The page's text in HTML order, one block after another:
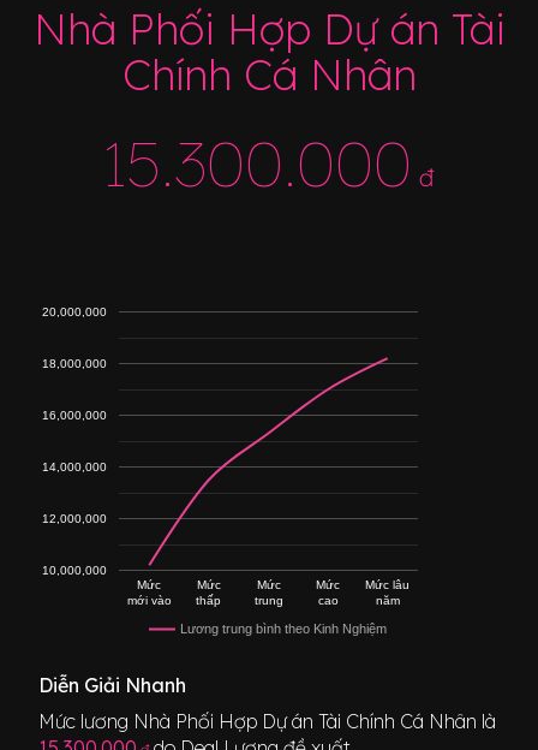
Nhà Phối Hợp Dự án Tài
Chính Cá Nhân
15.300.000 đ
Lương trung bình theo Kinh Nghiệm
Mức
mới vào
Mức
thấp
Mức
trung
Mức
cao
Mức lâu
năm
10,000,000
12,000,000
14,000,000
16,000,000
18,000,000
20,000,000
Diễn Giải Nhanh
Mức lương Nhà Phối Hợp Dự án Tài Chính Cá Nhân là